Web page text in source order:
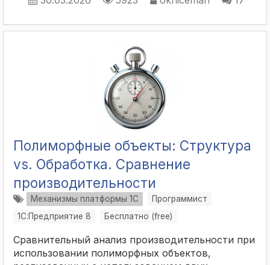
Полиморфные объекты: Структура
vs. Обработка. Сравнение
производительности
Механизмы платформы 1С
Программист
1С:Предприятие 8
Бесплатно (free)
Сравнительный анализ производительности при
использовании полиморфных объектов,